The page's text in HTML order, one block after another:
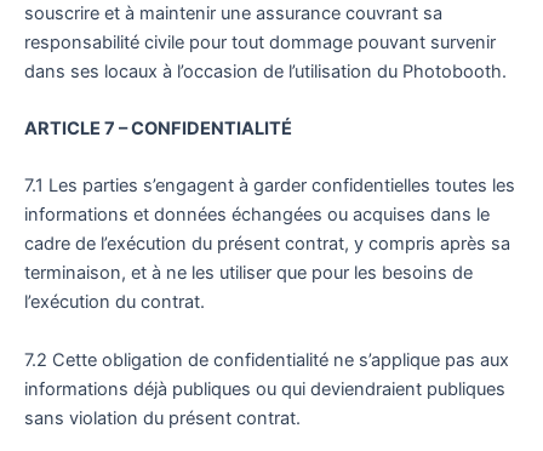
souscrire et à maintenir une assurance couvrant sa
responsabilité civile pour tout dommage pouvant survenir
dans ses locaux à l’occasion de l’utilisation du Photobooth.
ARTICLE 7 – CONFIDENTIALITÉ
7.1 Les parties s’engagent à garder confidentielles toutes les
informations et données échangées ou acquises dans le
cadre de l’exécution du présent contrat, y compris après sa
terminaison, et à ne les utiliser que pour les besoins de
l’exécution du contrat.
7.2 Cette obligation de confidentialité ne s’applique pas aux
informations déjà publiques ou qui deviendraient publiques
sans violation du présent contrat.